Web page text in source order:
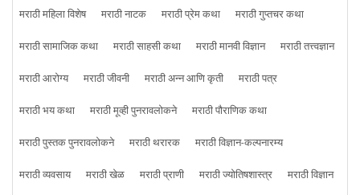
मराठी महिला विशेष
मराठी नाटक मराठी प्रेम कथा
मराठी गुप्तचर कथा
मराठी सामाजिक कथा
मराठी साहसी कथा मराठी मानवी विज्ञान
मराठी तत्त्वज्ञान
मराठी आरोग्य
मराठी जीवनी मराठी अन्न आणि कृती
मराठी पत्र
मराठी भय कथा
मराठी मूव्ही पुनरावलोकने
मराठी पौराणिक कथा
मराठी पुस्तक पुनरावलोकने
मराठी थरारक
मराठी विज्ञान-कल्पनारम्य
मराठी व्यवसाय
मराठी खेळ मराठी प्राणी मराठी ज्योतिषशास्त्र
मराठी विज्ञान